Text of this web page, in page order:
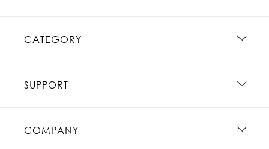
CATEGORY
SUPPORT
COMPANY